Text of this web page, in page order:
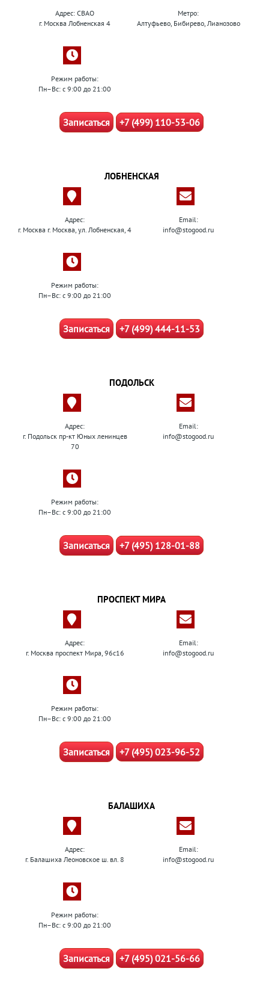
Адрес: СВАО
г. Москва Лобненская 4
Метро:
Алтуфьево, Бибирево, Лианозово
Режим работы:
Пн–Вс: с 9:00 до 21:00
Записаться +7 (499) 110-53-06
ЛОБНЕНСКАЯ
Адрес:
г. Москва г. Москва, ул. Лобненская, 4
Email:
info@stogood.ru
Режим работы:
Пн–Вс: с 9:00 до 21:00
Записаться +7 (499) 444-11-53
ПОДОЛЬСК
Адрес:
г. Подольск пр-кт Юных ленинцев
70
Email:
info@stogood.ru
Режим работы:
Пн–Вс: с 9:00 до 21:00
Записаться +7 (495) 128-01-88
ПРОСПЕКТ МИРА
Адрес:
г. Москва проспект Мира, 96с16
Email:
info@stogood.ru
Режим работы:
Пн–Вс: с 9:00 до 21:00
Записаться +7 (495) 023-96-52
БАЛАШИХА
Адрес:
г. Балашиха Леоновское ш. вл. 8
Email:
info@stogood.ru
Режим работы:
Пн–Вс: с 9:00 до 21:00
Записаться +7 (495) 021-56-66